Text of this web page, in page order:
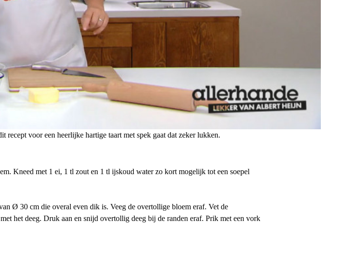
recept voor een heerlijke hartige taart met spek gaat dat zeker lukken.
Kneed met 1 ei, 1 tl zout en 1 tl ijskoud water zo kort mogelijk tot een soepel
Ø 30 cm die overal even dik is. Veeg de overtollige bloem eraf. Vet de
het deeg. Druk aan en snijd overtollig deeg bij de randen eraf. Prik met een vork